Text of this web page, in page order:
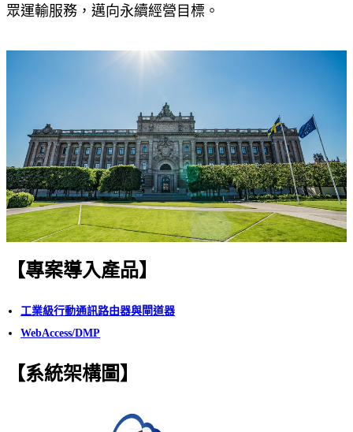
眾運輸服務，邁向永續經營目標。
【專案導入產品】
工業級行動通訊路由器與閘道器
WebAccess/DMP
【系統架構圖】